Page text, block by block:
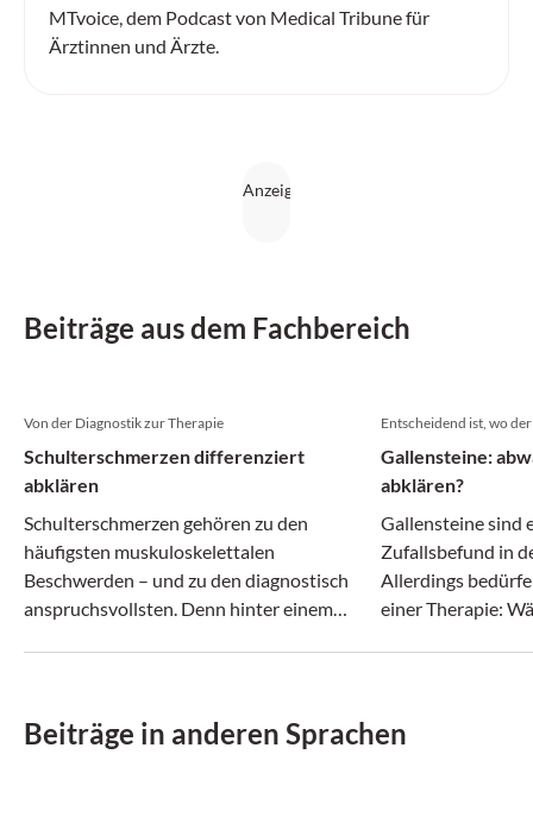
MTvoice, dem Podcast von Medical Tribune für
Ärztinnen und Ärzte.
Beiträge aus dem Fachbereich
Von der Diagnostik zur Therapie
Schulterschmerzen differenziert
abklären
Schulterschmerzen gehören zu den
häufigsten muskuloskelettalen
Beschwerden – und zu den diagnostisch
anspruchsvollsten. Denn hinter einem
Entscheidend ist, wo
Gallensteine:
abklären?
Gallensteine sind
Zufallsbefund in
Allerdings
einer Therapie:
Beiträge in anderen Sprachen